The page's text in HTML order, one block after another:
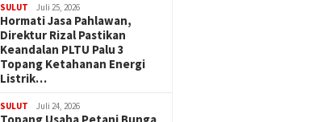
SULUT Juli 25, 2026
Hormati Jasa Pahlawan,
Direktur Rizal Pastikan
Keandalan PLTU Palu 3
Topang Ketahanan Energi
Listrik…
SULUT Juli 24, 2026